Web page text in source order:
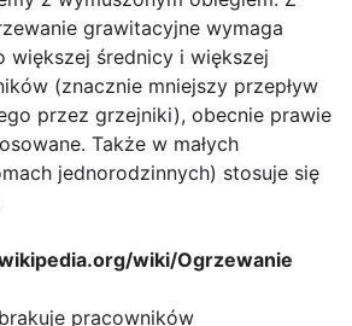
grawitacyjne wymaga
większej średnicy i większej
(znacznie mniejszy przepływ
przez grzejniki), obecnie prawie
Także w małych
jednorodzinnych) stosuje się
wiki/Ogrzewanie
pracowników